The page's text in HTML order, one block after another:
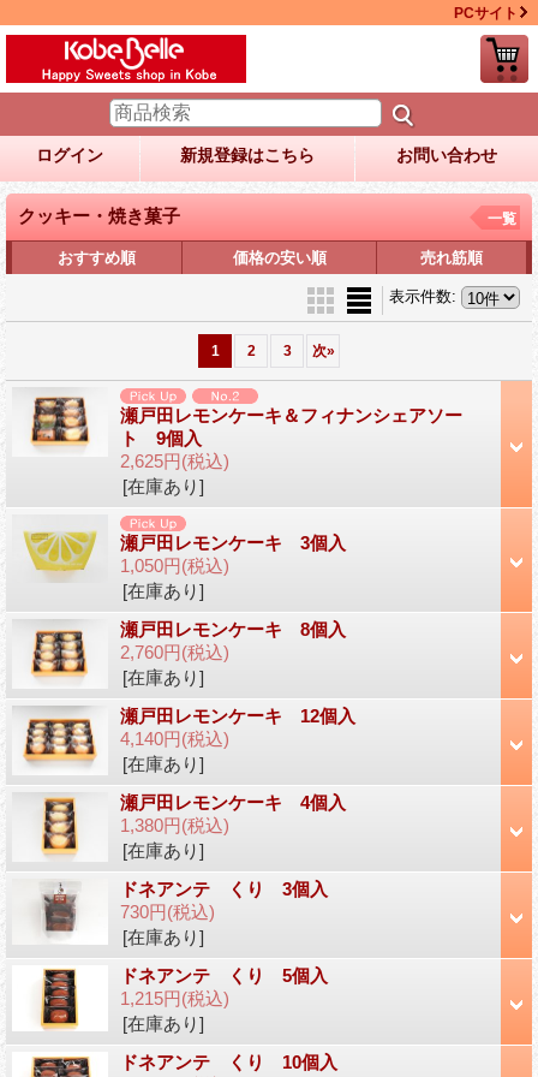
PCサイト
ログイン 新規登録はこちら お問い合わせ
クッキー・焼き菓子 一覧
おすすめ順 価格の安い順 売れ筋順
表示件数:
1 2 3 次»
瀬戸田レモンケーキ＆フィナンシェアソー
ト 9個入
2,625円(税込)
[在庫あり]
瀬戸田レモンケーキ 3個入
1,050円(税込)
[在庫あり]
瀬戸田レモンケーキ 8個入
2,760円(税込)
[在庫あり]
瀬戸田レモンケーキ 12個入
4,140円(税込)
[在庫あり]
瀬戸田レモンケーキ 4個入
1,380円(税込)
[在庫あり]
ドネアンテ くり 3個入
730円(税込)
[在庫あり]
ドネアンテ くり 5個入
1,215円(税込)
[在庫あり]
ドネアンテ くり 10個入